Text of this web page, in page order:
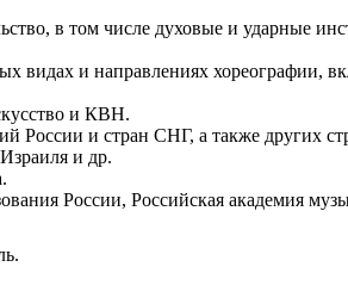
в том числе духовые и ударные
видах и направлениях хореографии,
и КВН.
России и стран СНГ, а также других
и др.
России, Российская академия